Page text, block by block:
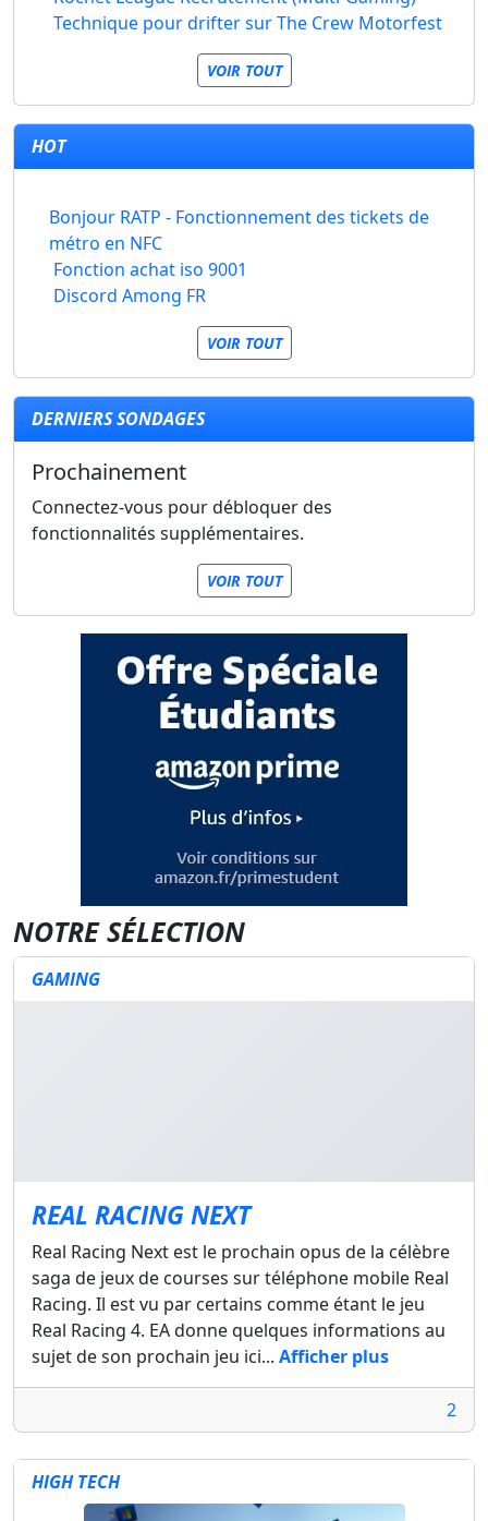
Technique pour drifter sur The Crew Motorfest
VOIR TOUT
HOT
Bonjour RATP - Fonctionnement des tickets de
métro en NFC
Fonction achat iso 9001
Discord Among FR
VOIR TOUT
DERNIERS SONDAGES
Prochainement
Connectez-vous pour débloquer des
fonctionnalités supplémentaires.
VOIR TOUT
NOTRE SÉLECTION
GAMING
REAL RACING NEXT
Real Racing Next est le prochain opus de la célèbre
saga de jeux de courses sur téléphone mobile Real
Racing. Il est vu par certains comme étant le jeu
Real Racing 4. EA donne quelques informations au
sujet de son prochain jeu ici... Afficher plus
2
HIGH TECH